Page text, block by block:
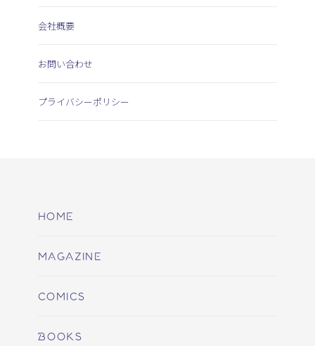
会社概要
お問い合わせ
プライバシーポリシー
HOME
MAGAZINE
COMICS
BOOKS